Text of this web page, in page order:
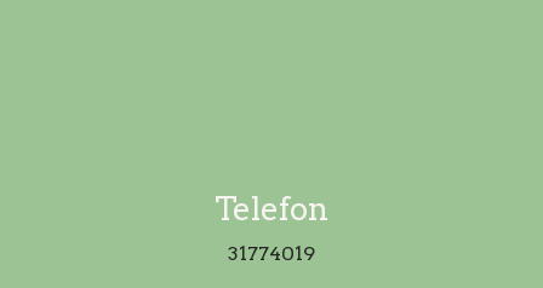
Telefon
31774019